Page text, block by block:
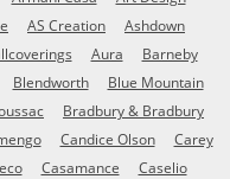
AS Creation
Ashdown
Aura
Barneby
Blendworth Blue Mountain
Bradbury & Bradbury
Candice Olson
Carey
Casamance
Caselio